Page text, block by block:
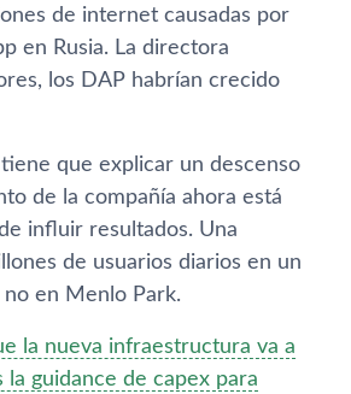
de internet causadas por
en Rusia. La directora
los DAP habrían crecido
que explicar un descenso
de la compañía ahora está
influir resultados. Una
de usuarios diarios en un
en Menlo Park.
la nueva infraestructura va a
guidance de capex para